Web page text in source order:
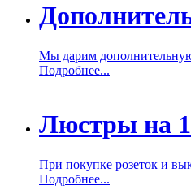
Мы дарим
Подробнее...
Люстры на
При покупке розеток и
Подробнее...